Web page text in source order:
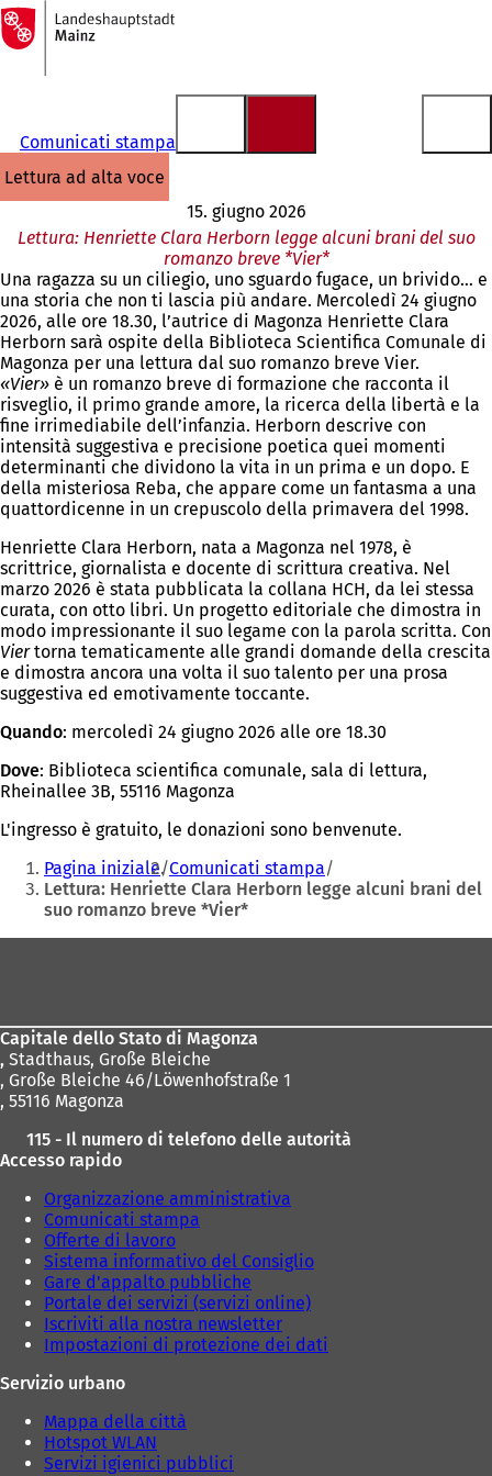
Vai al contenuto
Alla
pagina
iniziale
Comunicati stampa
lettura ad alta voce
15. giugno 2026
Lettura: Henriette Clara Herborn legge alcuni brani del suo
romanzo breve *Vier*
Una ragazza su un ciliegio, uno sguardo fugace, un brivido… e
una storia che non ti lascia più andare. Mercoledì 24 giugno
2026, alle ore 18.30, l’autrice di Magonza Henriette Clara
Herborn sarà ospite della Biblioteca Scientifica Comunale di
Magonza per una lettura dal suo romanzo breve Vier.
«Vier» è un romanzo breve di formazione che racconta il
risveglio, il primo grande amore, la ricerca della libertà e la
fine irrimediabile dell’infanzia. Herborn descrive con
intensità suggestiva e precisione poetica quei momenti
determinanti che dividono la vita in un prima e un dopo. E
della misteriosa Reba, che appare come un fantasma a una
quattordicenne in un crepuscolo della primavera del 1998.
Henriette Clara Herborn, nata a Magonza nel 1978, è
scrittrice, giornalista e docente di scrittura creativa. Nel
marzo 2026 è stata pubblicata la collana HCH, da lei stessa
curata, con otto libri. Un progetto editoriale che dimostra in
modo impressionante il suo legame con la parola scritta. Con
Viertorna tematicamente alle grandi domande della crescita
e dimostra ancora una volta il suo talento per una prosa
suggestiva ed emotivamente toccante.
Quando: mercoledì 24 giugno 2026 alle ore 18.30
Dove: Biblioteca scientifica comunale, sala di lettura,
Rheinallee 3B, 55116 Magonza
L'ingresso è gratuito, le donazioni sono benvenute.
Siete
qui:
Pagina iniziale Comunicati stampa
Lettura: Henriette Clara Herborn legge alcuni brani del
suo romanzo breve *Vier*
Capitale dello Stato di Magonza
, Stadthaus, Große Bleiche
, Große Bleiche 46/Löwenhofstraße 1
, 55116 Magonza
115 - Il numero di telefono delle autorità
Accesso rapido
Organizzazione amministrativa
Comunicati stampa
Offerte di lavoro
Sistema informativo del Consiglio
Gare d'appalto pubbliche
Portale dei servizi (servizi online)
Iscriviti alla nostra newsletter
Impostazioni di protezione dei dati
Servizio urbano
Mappa della città
Hotspot WLAN
Servizi igienici pubblici